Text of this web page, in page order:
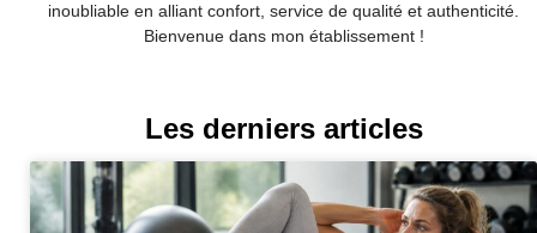
inoubliable en alliant confort, service de qualité et authenticité.
Bienvenue dans mon établissement !
Les derniers articles